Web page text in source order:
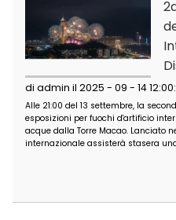
Il 5 settembre 2025, lo
Lanterna del fiume